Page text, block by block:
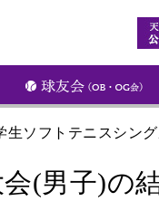
生ソフトテニスシン
(男子)の